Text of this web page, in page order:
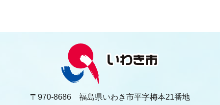
〒970-8686 福島県いわき市平字梅本21番地